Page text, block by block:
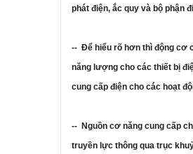
phát điện, ắc quy và bộ phận
-- Để hiểu rõ hơn thì động cơ
năng lượng cho các thiết bị
cung cấp điện cho các hoạt
-- Nguồn cơ năng cung cấp
truyền lực thông qua trục